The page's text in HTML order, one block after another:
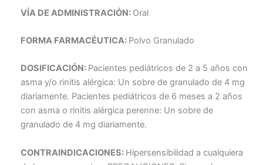
VÍA DE ADMINISTRACIÓN: Oral
FORMA FARMACÉUTICA: Polvo Granulado
DOSIFICACIÓN: Pacientes pediátricos de 2 a 5 años con
asma y/o rinitis alérgica: Un sobre de granulado de 4 mg
diariamente. Pacientes pediátricos de 6 meses a 2 años
con asma o rinitis alérgica perenne: Un sobre de
granulado de 4 mg diariamente.
CONTRAINDICACIONES: Hipersensibilidad a cualquiera